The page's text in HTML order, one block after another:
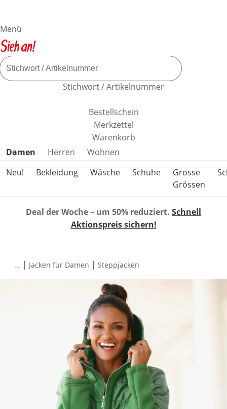
Menü
Stichwort / Artikelnummer
Bestellschein
Merkzettel
Warenkorb
Produktkategorien überspringen
Damen Herren
Wohnen
Neu!
Bekleidung Wäsche Schuhe
Grosse
Grössen
Deal der Woche– um 50% reduziert. Schnell
Aktionspreis sichern!
... | Jacken für Damen | Steppjacken